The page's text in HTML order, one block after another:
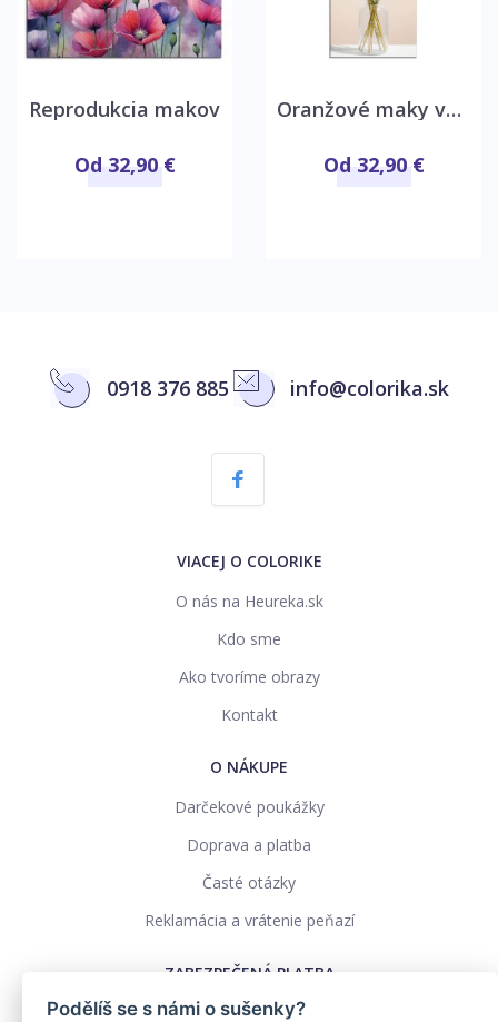
Reprodukcia makov
Od 32,90 €
Oranžové maky vo váze
Od 32,90 €
0918 376 885 info@colorika.sk
VIACEJ O COLORIKE
O nás na Heureka.sk
Kdo sme
Ako tvoríme obrazy
Kontakt
O NÁKUPE
Darčekové poukážky
Doprava a platba
Časté otázky
Reklamácia a vrátenie peňazí
ZABEZPEČENÁ PLATBA
Podělíš se s námi o sušenky?